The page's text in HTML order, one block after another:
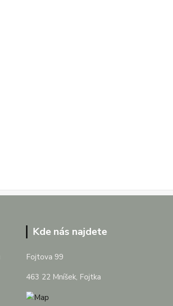
Kde nás najdete
Fojtova 99
463 22 Mníšek, Fojtka